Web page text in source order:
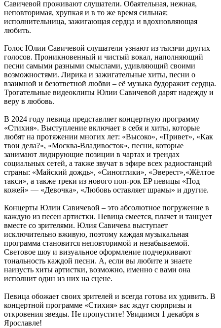
Савичевой проживают слушатели. Обаятельная, нежная,
неповторимая, хрупкая и в то же время сильная;
исполнительница, зажигающая сердца и вдохновляющая
любить.
Голос Юлии Савичевой слушатели узнают из тысячи других
голосов. Проникновенный и чистый вокал, наполняющий
песни самыми разными смыслами, удивляющий своими
возможностями. Лирика и зажигательные хиты, песни о
взаимной и безответной любви – её музыка будоражит сердца.
Трогательные видеоклипы Юлии Савичевой дарят надежду и
веру в любовь.
В 2024 году певица представляет концертную программу
«Стихия». Выступление включает в себя и хиты, которые
любят на протяжении многих лет: «Высоко», «Привет», «Как
твои дела?», «Москва-Владивосток», песни, которые
занимают лидирующие позиции в чартах и трендах
социальных сетей, а также звучат в эфире всех радиостанций
страны: «Майский дождь», «Синоптики», «Эверест»,«Жёлтое
такси», а также треки из нового поп-рок EP певицы «Под
кожей» — «Девочка», «Любовь оставляет шрамы» и другие.
Концерты Юлии Савичевой – это абсолютное погружение в
каждую из песен артистки. Певица смеется, плачет и танцует
вместе со зрителями. Юлия Савичева выступает
исключительно вживую, поэтому каждая музыкальная
программа становится неповторимой и незабываемой.
Световое шоу и визуальное оформление подчеркивают
тональность каждой песни. А, если вы любите и знаете
наизусть хиты артистки, возможно, именно с вами она
исполнит один из них на сцене.
Певица обожает своих зрителей и всегда готова их удивить. В
концертной программе «Стихия» вас ждут сюрпризы и
откровения звезды. Не пропустите! Увидимся 1 декабря в
Ярославле!